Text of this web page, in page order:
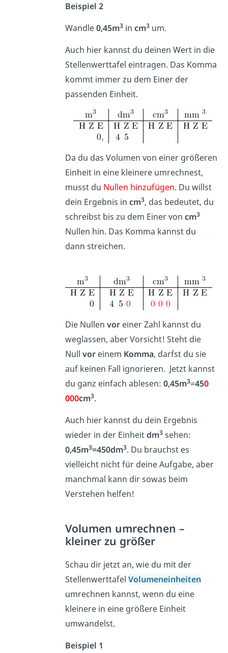
Beispiel 2
Wandle0,45m3 incm3 um.
Auch hier kannst du deinen Wert in die
Stellenwerttafel eintragen. Das Komma
kommt immer zu dem Einer der
passenden Einheit.
Da du das Volumen von einer größeren
Einheit in eine kleinere umrechnest,
musst du Nullen hinzufügen. Du willst
dein Ergebnis incm3, das bedeutet, du
schreibst bis zu dem Einer voncm3
Nullen hin. Das Komma kannst du
dann streichen.
Die Nullenvor einer Zahl kannst du
weglassen, aber Vorsicht! Steht die
Nullvor einem Komma, darfst du sie
auf keinen Fall ignorieren. Jetzt kannst
du ganz einfach ablesen: 0,45m3=450
000cm3.
Auch hier kannst du dein Ergebnis
wieder in der Einheitdm3 sehen:
0,45m3=450dm3. Du brauchst es
vielleicht nicht für deine Aufgabe, aber
manchmal kann dir sowas beim
Verstehen helfen!
Volumen umrechnen –
kleiner zu größer
Schau dir jetzt an, wie du mit der
StellenwerttafelVolumeneinheiten
umrechnen kannst, wenn du eine
kleinere in eine größere Einheit
umwandelst.
Beispiel 1